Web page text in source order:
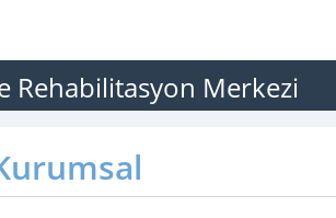
Rehabilitasyon Merkezi